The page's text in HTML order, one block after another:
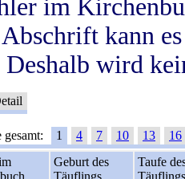
im
kann
Deshalb wird
1 4 7 10 13
16
Geburt des
Täuflings
Taufe
Täuflings